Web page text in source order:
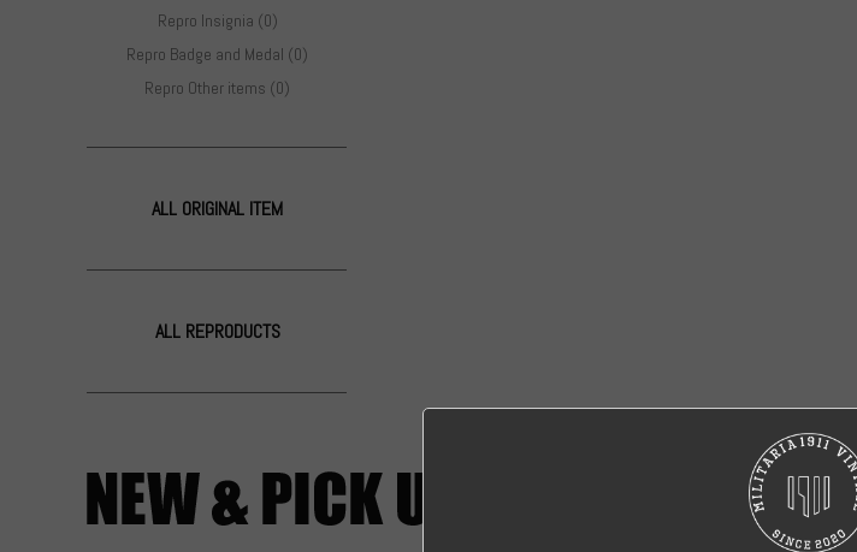
Repro Insignia (0)
Repro Badge and Medal (0)
Repro Other items (0)
ALL ORIGINAL ITEM
ALL REPRODUCTS